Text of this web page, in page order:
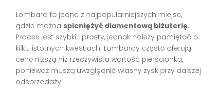
Lombard to jedno z najpopularniejszych miejsc,
gdzie można spieniężyć diamentową biżuterię.
Proces jest szybki i prosty, jednak należy pamiętać o
kilku istotnych kwestiach. Lombardy często oferują
cenę niższą niż rzeczywista wartość pierścionka,
ponieważ muszą uwzględnić własny zysk przy dalszej
odsprzedaży.